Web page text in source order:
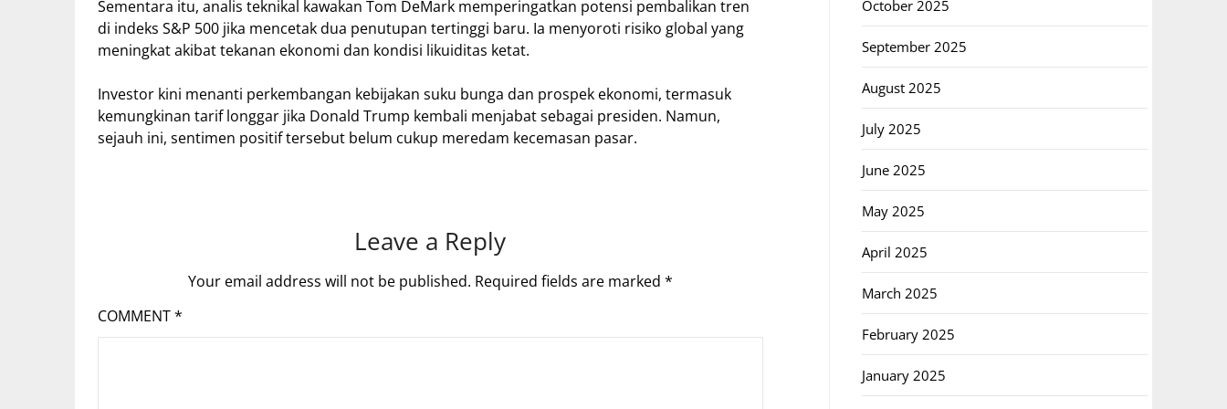
Sementara itu, analis teknikal kawakan Tom DeMark memperingatkan potensi pembalikan tren
di indeks S&P 500 jika mencetak dua penutupan tertinggi baru. Ia menyoroti risiko global yang
meningkat akibat tekanan ekonomi dan kondisi likuiditas ketat.
Investor kini menanti perkembangan kebijakan suku bunga dan prospek ekonomi, termasuk
kemungkinan tarif longgar jika Donald Trump kembali menjabat sebagai presiden. Namun,
sejauh ini, sentimen positif tersebut belum cukup meredam kecemasan pasar.
Leave a Reply
Your email address will not be published. Required fields are marked *
COMMENT*
October 2025
September 2025
August 2025
July 2025
June 2025
May 2025
April 2025
March 2025
February 2025
January 2025